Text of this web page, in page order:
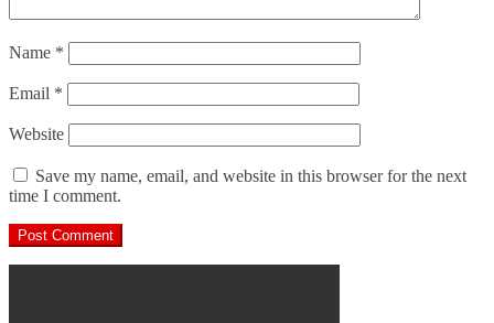
Name *
Email *
Website
Save my name, email, and website in this browser for the next
time I comment.